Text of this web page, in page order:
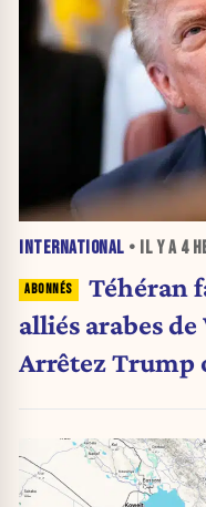
INTERNATIONAL • IL Y A 4
Téhéran
alliés arabes
Arrêtez Trump